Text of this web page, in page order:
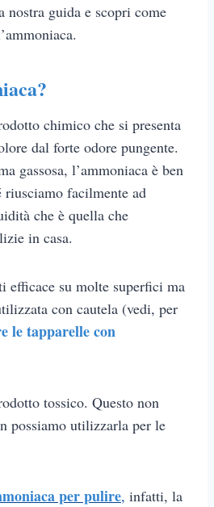
nostra guida e scopri come
chimico che si presenta
dal forte odore pungente.
gassosa, l’ammoniaca è ben
riusciamo facilmente ad
che è quella che
in casa.
efficace su molte superfici ma
con cautela (vedi, per
le tapparelle con
tossico. Questo non
possiamo utilizzarla per le
per pulire, infatti, la